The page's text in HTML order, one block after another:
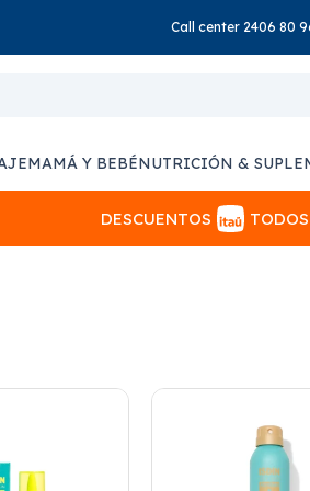
Call center 2406 80
MAMÁ Y BEBÉNUTRICIÓN &
DESCUENTOS